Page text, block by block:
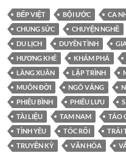
BẾP VIỆT BỘI ƯỚC CA
CHUNG SỨC
CHUYỆN NGHỀ
DU LỊCH
DUYÊN TÌNH
HƯƠNG KHÊ
KHÁM PHÁ
LÀNG XUÂN
LẬP TRÌNH
MUÔN ĐỜI
NGÕ VẮNG
PHIÊU BÌNH
PHIÊU LƯU
TÀI LIỆU
TAM NAM TÁO
TÌNH YÊU
TÓC RỐI TRÁI
TRUYỀN KỲ
VĂN HÓA